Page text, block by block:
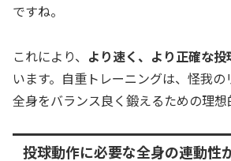
ですね。
これにより、 より速く、より正確な
います。自重トレーニングは、怪我の
全身をバランス良く鍛えるための理想
投球動作に必要な全身の連動性